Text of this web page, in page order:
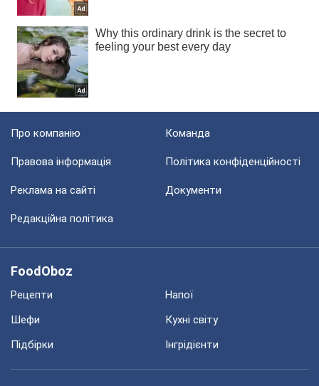
Про компанію Команда
Правова інформація Політика конфіденційності
Реклама на сайті Документи
Редакційна політика
FoodOboz
Рецепти
Напої
Шефи
Кухні світу
Підбірки
Інгрідієнти